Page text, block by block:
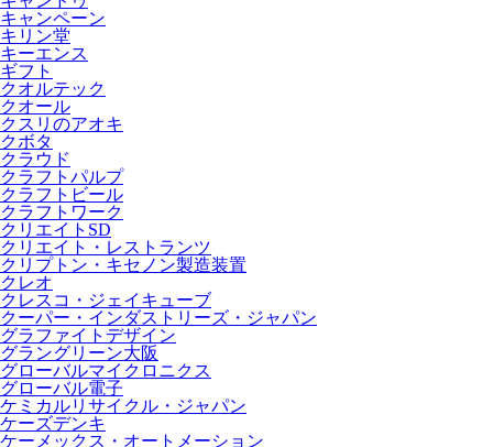
キャンペーン
キリン堂
キーエンス
ギフト
クオルテック
クオール
クスリのアオキ
クボタ
クラウド
クラフトパルプ
クラフトビール
クラフトワーク
クリエイトSD
クリエイト・レストランツ
クリプトン・キセノン製造装置
クレオ
クレスコ・ジェイキューブ
クーパー・インダストリーズ・ジャパン
グラファイトデザイン
グラングリーン大阪
グローバルマイクロニクス
グローバル電子
ケミカルリサイクル・ジャパン
ケーズデンキ
ケーメックス・オートメーション